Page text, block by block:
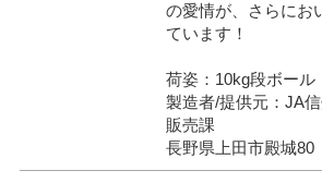
の愛情が、さらにお
ています！
荷姿：10kg段ボール
製造者/提供元：JA
販売課
長野県上田市殿城80